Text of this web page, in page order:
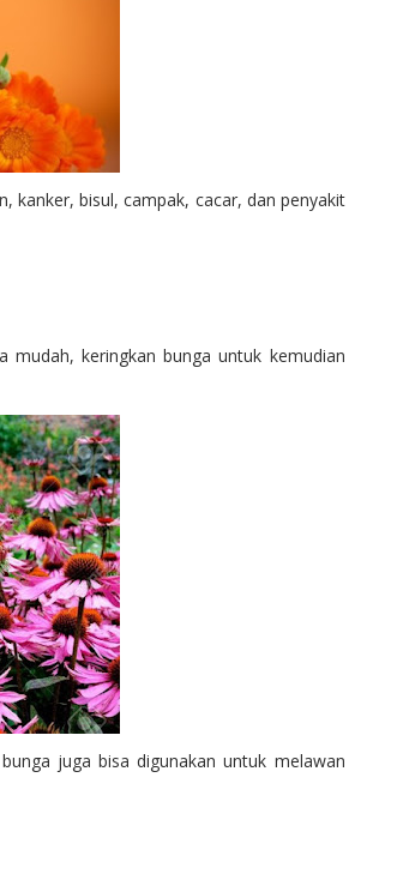
kanker, bisul, campak, cacar, dan penyakit
mudah, keringkan bunga untuk kemudian
juga bisa digunakan untuk melawan